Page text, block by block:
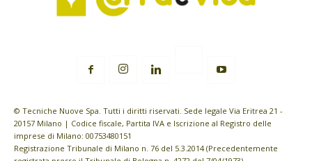
© Tecniche Nuove Spa. Tutti i diritti riservati. Sede legale Via Eritrea 21 -
20157 Milano | Codice fiscale, Partita IVA e Iscrizione al Registro delle
imprese di Milano: 00753480151
Registrazione Tribunale di Milano n. 76 del 5.3.2014 (Precedentemente